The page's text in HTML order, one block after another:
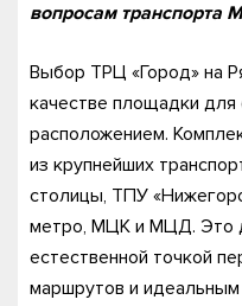
вопросам транспорта
Выбор ТРЦ «Город» на
качестве площадки
расположением.
из крупнейших
столицы, ТПУ
метро, МЦК и МЦД. Это
естественной точкой
маршрутов и